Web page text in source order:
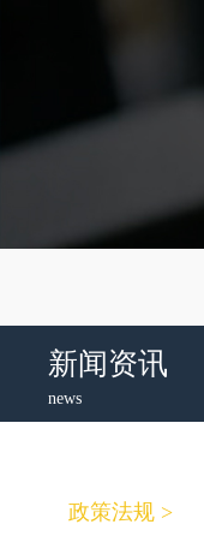
新闻资讯
news
政策法规 >